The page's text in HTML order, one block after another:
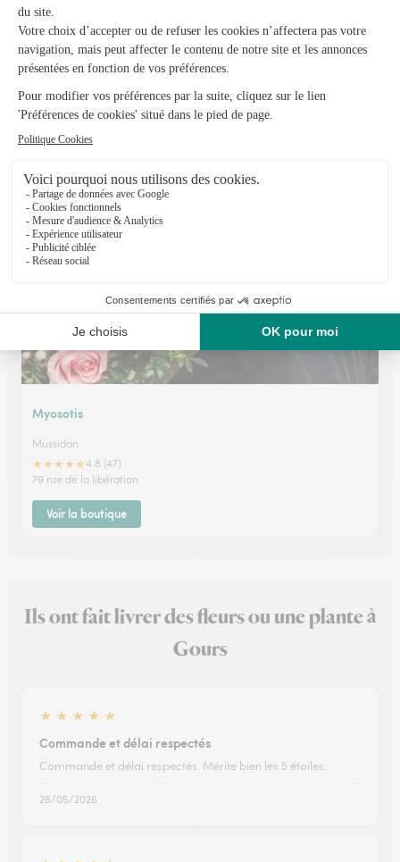
★★ ★★★4.7 (12)
3, Rue Grande
Voir la boutique
Myosotis
Mussidan
★★★★★4.8 (47)
79 rue de la libération
Voir la boutique
Ils ont fait livrer des fleurs ou une plante à
Gours
★ ★ ★ ★ ★
Commande et délai respectés
Commande et délai respectés. Mérite bien les 5 étoiles.
26/05/2026